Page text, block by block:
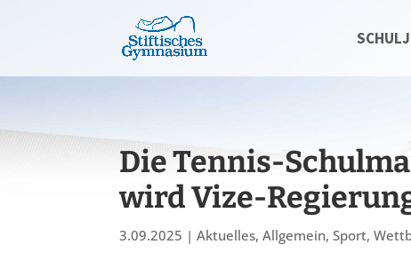
Die Tennis-
wird Vize-
3.09.2025 |Aktuelles,Allgemein,Sport,